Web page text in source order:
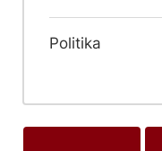
Politika